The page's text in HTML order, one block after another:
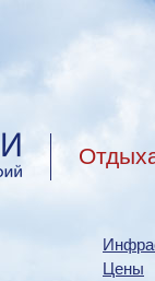
Цены